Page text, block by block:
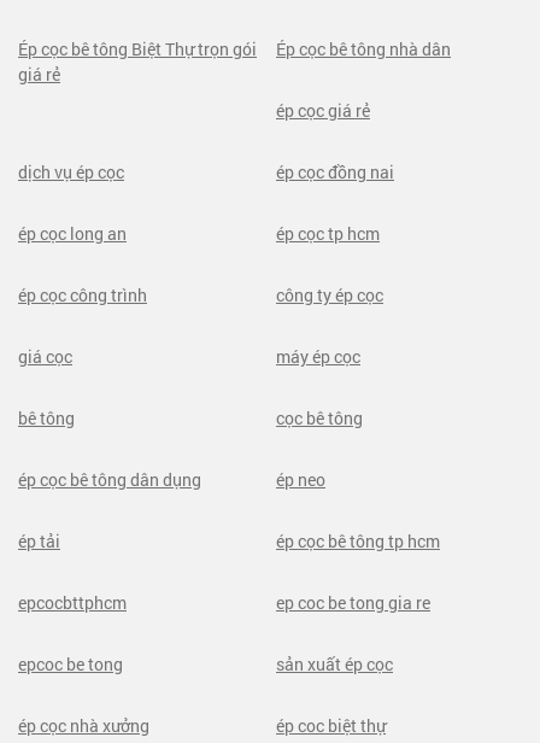
Ép cọc bê tông Biệt Thự trọn gói
giá rẻ
Ép cọc bê tông nhà dân
ép cọc giá rẻ
dịch vụ ép cọc ép cọc đồng nai
ép cọc long an ép cọc tp hcm
ép cọc công trình công ty ép cọc
giá cọc máy ép cọc
bê tông cọc bê tông
ép cọc bê tông dân dụng ép neo
ép tải ép cọc bê tông tp hcm
epcocbttphcm ep coc be tong gia re
epcoc be tong sản xuất ép cọc
ép cọc nhà xưởng ép coc biệt thự